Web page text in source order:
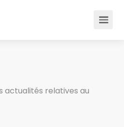
actualités relatives au